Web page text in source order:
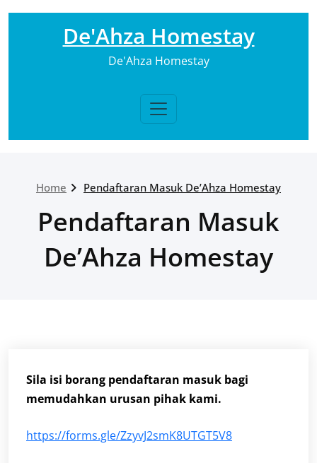
De'Ahza Homestay
De'Ahza Homestay
Home Pendaftaran Masuk De’Ahza Homestay
Pendaftaran Masuk
De’Ahza Homestay
Sila isi borang pendaftaran masuk bagi
memudahkan urusan pihak kami.
https://forms.gle/ZzyvJ2smK8UTGT5V8